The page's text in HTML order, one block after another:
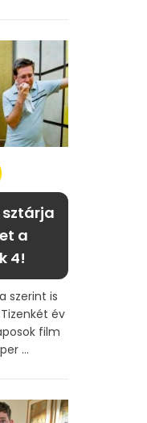
a
4!
szerint is
év
film
...